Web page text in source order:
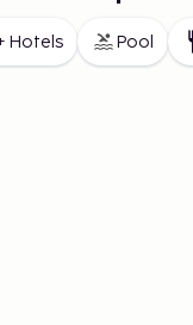
Hotels Pool